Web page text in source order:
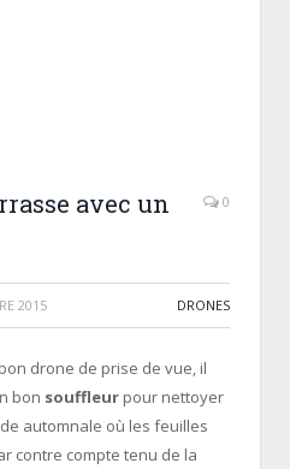
avec un
0
2015 DRONES
drone de prise de vue, il
bon souffleur pour nettoyer
automnale où les feuilles
contre compte tenu de la